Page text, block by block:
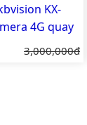
KX-
4G quay
Giá gốc:
3,000,000đ